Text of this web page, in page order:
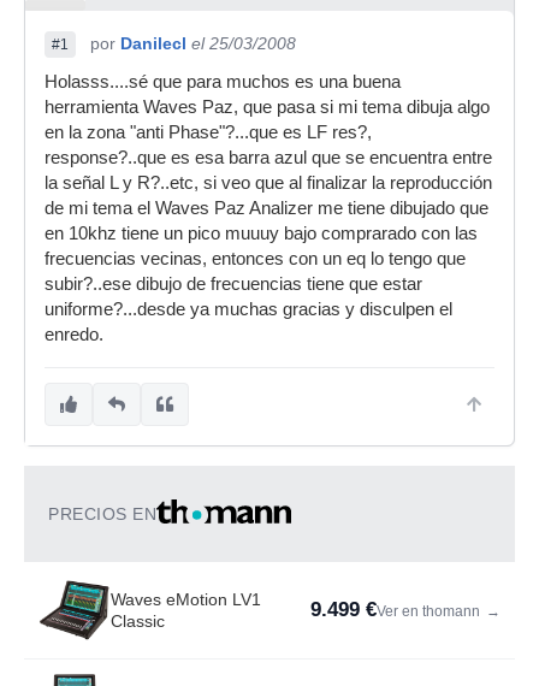
#1 por Danilecl el 25/03/2008
Holasss....sé que para muchos es una buena
herramienta Waves Paz, que pasa si mi tema dibuja algo
en la zona "anti Phase"?...que es LF res?,
response?..que es esa barra azul que se encuentra entre
la señal L y R?..etc, si veo que al finalizar la reproducción
de mi tema el Waves Paz Analizer me tiene dibujado que
en 10khz tiene un pico muuuy bajo comprarado con las
frecuencias vecinas, entonces con un eq lo tengo que
subir?..ese dibujo de frecuencias tiene que estar
uniforme?...desde ya muchas gracias y disculpen el
enredo.
PRECIOS EN
Waves eMotion LV1
Classic
9.499 €Ver en thomann →